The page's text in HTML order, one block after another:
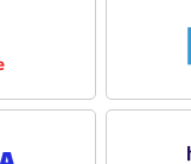
Je krijgt in totaal drie
blijft minimaal twee
later gemakkelijk weer
is!